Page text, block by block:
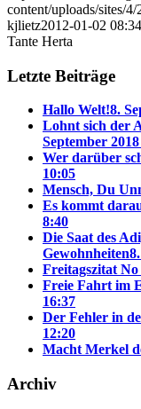
content/uploads/sites/
kjlietz2012-01-02
Tante Herta
Letzte Beiträge
Hallo Welt!8.
Lohnt sich der
September
Wer darüber
10:05
Mensch, Du
Es kommt
8:40
Die Saat des
Gewohnheiten
Freitagszitat No
Freie Fahrt im
16:37
Der Fehler in
12:20
Macht Merkel
Archiv